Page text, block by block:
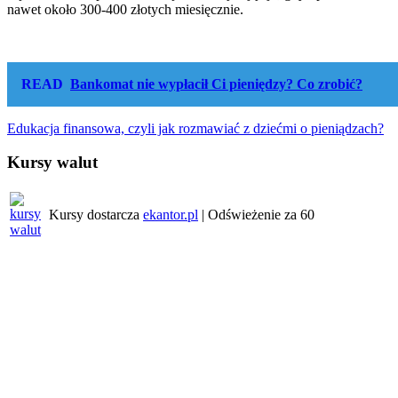
nawet około 300-400 złotych miesięcznie.
READ Bankomat nie wypłacił Ci pieniędzy? Co zrobić?
Nawigacja
wpisu
Edukacja finansowa, czyli jak rozmawiać z dziećmi o pieniądzach?
Kursy walut
Kursy dostarcza ekantor.pl | Odświeżenie za 60